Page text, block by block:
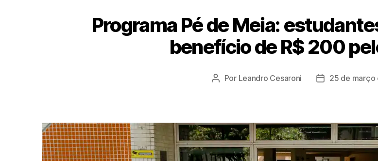
Programa Pé de Meia:
benefício de R$ 200
Autor
Por Leandro Cesaroni
Data25 de março